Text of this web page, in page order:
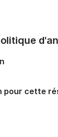
cette